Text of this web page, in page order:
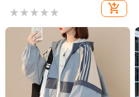
add_shopping_cart